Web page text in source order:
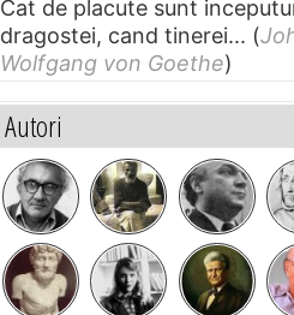
Cat de placute sunt
dragostei, cand tinerei... (
Wolfgang von Goethe)
Autori